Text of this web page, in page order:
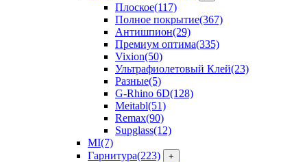
Плоское(117)
Полное покрытие(367)
Антишпион(29)
Премиум оптима(335)
Vixion(50)
Ультрафиолетовый Клей(23)
Разные(5)
G-Rhino 6D(128)
Meitabl(51)
Remax(90)
Supglass(12)
MI(7)
Гарнитура(223) +